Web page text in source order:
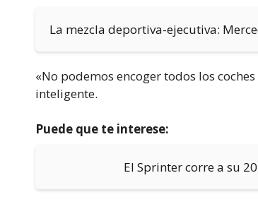
La mezcla deportiva-ejecutiva:
«No podemos encoger todos los
inteligente.
Puede que te interese:
El Sprinter corre a su